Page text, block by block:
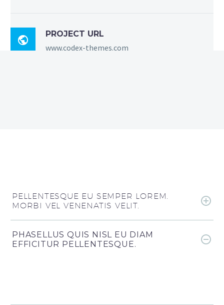

PROJECT URL
www.codex-themes.com
PELLENTESQUE EU SEMPER LOREM.
MORBI VEL VENENATIS VELIT.
PHASELLUS QUIS NISL EU DIAM
EFFICITUR PELLENTESQUE.